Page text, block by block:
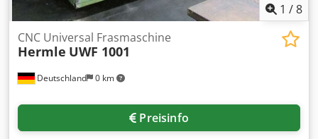
1 /8
Deutschland 0 km
CNC Universal Frasmaschine
Hermle UWF 1001
Preisinfo